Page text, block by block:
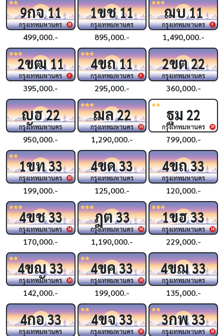
18
9กจ11
กรุงเทพมหานคร
499,000.-
1ขช11
กรุงเทพมหานคร
895,000.-
9
ฌบ11
กรุงเทพมหานคร
1,490,000.-
9
2ขฒ11
กรุงเทพมหานคร
395,000.-
9
4ขถ11
กรุงเทพมหานคร
295,000.-
2ขต22
กรุงเทพมหานคร
360,000.-
ญฮ22
กรุงเทพมหานคร
950,000.-
15
ฌล22
กรุงเทพมหานคร
1,290,000.-
18
ฐม 22
กรุงเทพมหานคร
799,000.-
10
1ขท33
กรุงเทพมหานคร
199,000.-
4ขด33
กรุงเทพมหานคร
125,000.-
4ขถ33
กรุงเทพมหานคร
120,000.-
14
4ขช33
กรุงเทพมหานคร
170,000.-
14
ฎต33
กรุงเทพมหานคร
1,190,000.-
14
1ขฮ33
กรุงเทพมหานคร
229,000.-
16
4ขญ33
กรุงเทพมหานคร
142,000.-
16
4ขค33
กรุงเทพมหานคร
199,000.-
4ขฌ33
กรุงเทพมหานคร
135,000.-
4กอ33
กรุงเทพมหานคร 18
4ขจ33
กรุงเทพมหานคร 18
3กพ33
กรุงเทพมหานคร